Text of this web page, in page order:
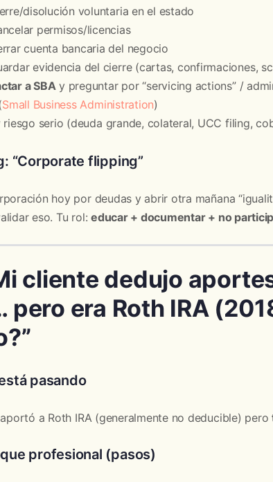
disolución voluntaria en el estado
permisos/licencias
cuenta bancaria del negocio
evidencia del cierre (cartas, confirmaciones,
a SBAy preguntar por “servicing actions” /
Small Business Administration)
riesgo serio (deuda grande, colateral, UCC filing,
“Corporate flipping”
hoy por deudas y abrir otra mañana
eso. Tu rol:educar + documentar + no
cliente dedujo
pero era Roth IRA
pasando
a Roth IRA (generalmente no deducible) pero
profesional (pasos)